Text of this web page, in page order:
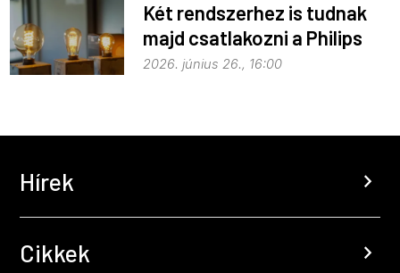
Két rendszerhez is tudnak
majd csatlakozni a Philips
Hue égők
2026. június 26., 16:00
Hírek chevron_right
Cikkek chevron_right